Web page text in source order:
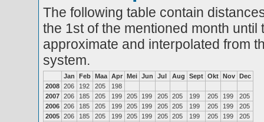
The following table contain
the 1st of the mentioned month
approximate and interpolated from
system.
Jan Feb Maa Apr Mei Jun Jul Aug Sept Okt Nov Dec
2008 206 192 205
198
2007 206 185 205 199 205 199 205 205 199 205 199
205
2006 206 185 205 199 205 199 205 205 199 205 199
205
2005 206 185 205 199 205 199 205 205 199 205 199
205